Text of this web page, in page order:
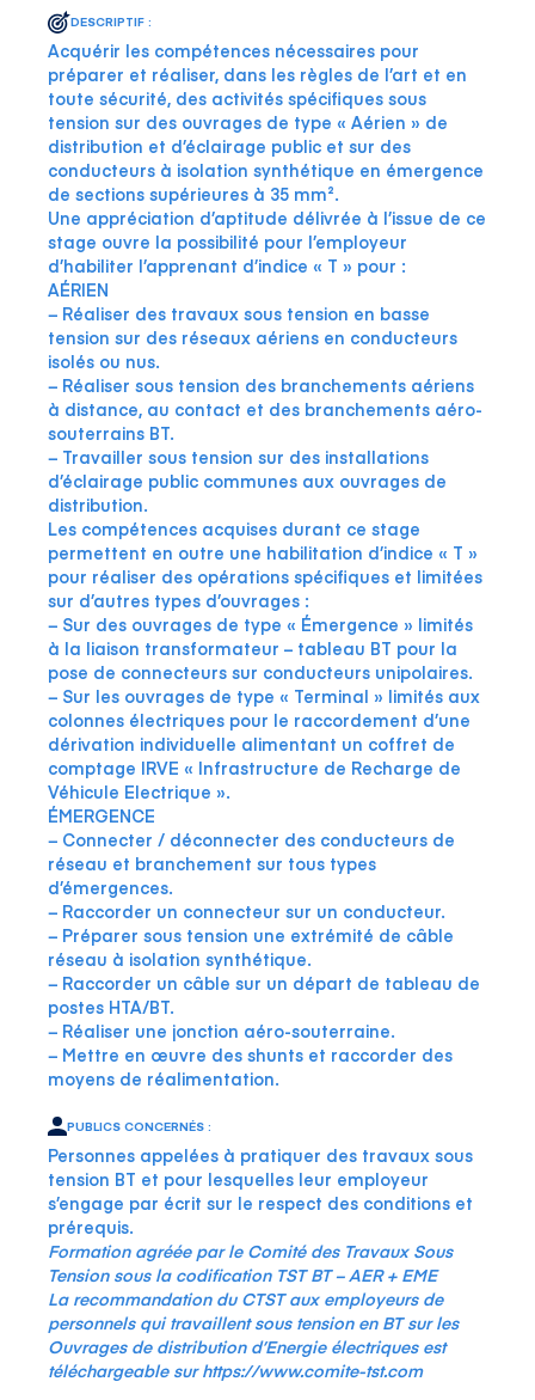
DESCRIPTIF :
Acquérir les compétences nécessaires pour
préparer et réaliser, dans les règles de l’art et en
toute sécurité, des activités spécifiques sous
tension sur des ouvrages de type « Aérien » de
distribution et d’éclairage public et sur des
conducteurs à isolation synthétique en émergence
de sections supérieures à 35 mm².
Une appréciation d’aptitude délivrée à l’issue de ce
stage ouvre la possibilité pour l’employeur
d’habiliter l’apprenant d’indice « T » pour :
AÉRIEN
− Réaliser des travaux sous tension en basse
tension sur des réseaux aériens en conducteurs
isolés ou nus.
− Réaliser sous tension des branchements aériens
à distance, au contact et des branchements aéro-
souterrains BT.
− Travailler sous tension sur des installations
d’éclairage public communes aux ouvrages de
distribution.
Les compétences acquises durant ce stage
permettent en outre une habilitation d’indice « T »
pour réaliser des opérations spécifiques et limitées
sur d’autres types d’ouvrages :
− Sur des ouvrages de type « Émergence » limités
à la liaison transformateur – tableau BT pour la
pose de connecteurs sur conducteurs unipolaires.
− Sur les ouvrages de type « Terminal » limités aux
colonnes électriques pour le raccordement d’une
dérivation individuelle alimentant un coffret de
comptage IRVE « Infrastructure de Recharge de
Véhicule Electrique ».
ÉMERGENCE
− Connecter / déconnecter des conducteurs de
réseau et branchement sur tous types
d’émergences.
− Raccorder un connecteur sur un conducteur.
− Préparer sous tension une extrémité de câble
réseau à isolation synthétique.
− Raccorder un câble sur un départ de tableau de
postes HTA/BT.
− Réaliser une jonction aéro-souterraine.
− Mettre en œuvre des shunts et raccorder des
moyens de réalimentation.
PUBLICS CONCERNÉS :
Personnes appelées à pratiquer des travaux sous
tension BT et pour lesquelles leur employeur
s’engage par écrit sur le respect des conditions et
prérequis.
Formation agréée par le Comité des Travaux Sous
Tension sous la codification TST BT – AER + EME
La recommandation du CTST aux employeurs de
personnels qui travaillent sous tension en BT sur les
Ouvrages de distribution d’Energie électriques est
téléchargeable surhttps://www.comite-tst.com